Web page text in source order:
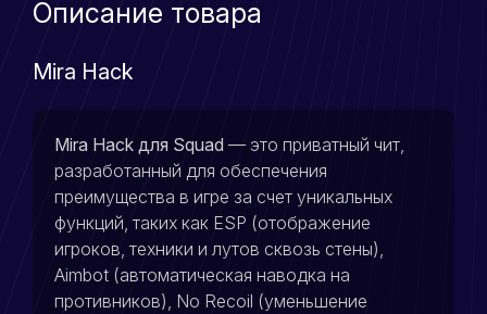
Описание товара
Mira Hack
Mira Hack для Squad — это приватный чит,
разработанный для обеспечения
преимущества в игре за счет уникальных
функций, таких как ESP (отображение
игроков, техники и лутов сквозь стены),
Aimbot (автоматическая наводка на
противников), No Recoil (уменьшение